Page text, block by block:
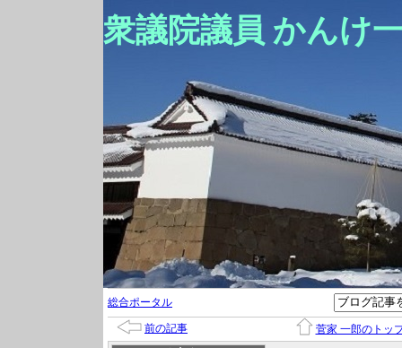
衆議院議員 かんけ
総合ポータル
前の記事
菅家 一郎のトッ